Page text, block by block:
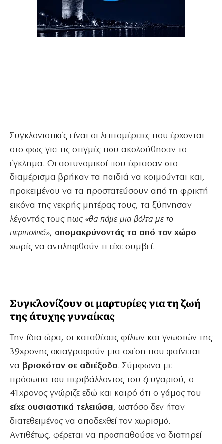
Συγκλονιστικές είναι οι λεπτομέρειες που έρχονται
στο φως για τις στιγμές που ακολούθησαν το
έγκλημα. Οι αστυνομικοί που έφτασαν στο
διαμέρισμα βρήκαν τα παιδιά να κοιμούνται και,
προκειμένου να τα προστατεύσουν από τη φρικτή
εικόνα της νεκρής μητέρας τους, τα ξύπνησαν
λέγοντάς τους πως«θα πάμε μια βόλτα με το
περιπολικό», απομακρύνοντάς τα από τον χώρο
χωρίς να αντιληφθούν τι είχε συμβεί.
Συγκλονίζουν οι μαρτυρίες για τη ζωή
της άτυχης γυναίκας
Την ίδια ώρα, οι καταθέσεις φίλων και γνωστών της
39χρονης σκιαγραφούν μια σχέση που φαίνεται
να βρισκόταν σε αδιέξοδο. Σύμφωνα με
πρόσωπα του περιβάλλοντος του ζευγαριού, ο
41χρονος γνώριζε εδώ και καιρό ότι ο γάμος του
είχε ουσιαστικά τελειώσει, ωστόσο δεν ήταν
διατεθειμένος να αποδεχθεί τον χωρισμό.
Αντιθέτως, φέρεται να προσπαθούσε να διατηρεί